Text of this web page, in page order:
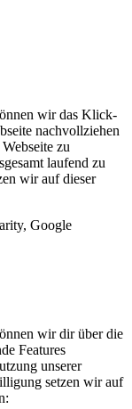
wir das Klick-
nachvollziehen
zu
laufend zu
wir auf dieser
Google
wir dir über die
Features
unserer
setzen wir auf